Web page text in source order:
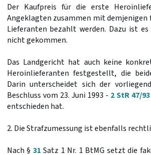
Der Kaufpreis für die erste
Angeklagten zusammen mit demjenigen
Lieferanten bezahlt werden. Dazu ist
nicht gekommen.
Das Landgericht hat auch keine
Heroinlieferanten festgestellt, die
Darin unterscheidet sich der
Beschluss vom 23. Juni 1993 - 2 StR 47/93
entschieden hat.
2. Die Strafzumessung ist ebenfalls
Nach § 31 Satz 1 Nr. 1 BtMG setzt die